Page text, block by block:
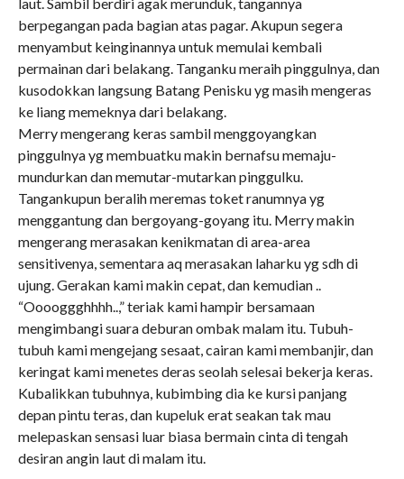
berpegangan pada bagian atas pagar. Akupun segera
menyambut keinginannya untuk memulai kembali
permainan dari belakang. Tanganku meraih pinggulnya, dan
kusodokkan langsung Batang Penisku yg masih mengeras
ke liang memeknya dari belakang.
Merry mengerang keras sambil menggoyangkan
pinggulnya yg membuatku makin bernafsu memaju-
mundurkan dan memutar-mutarkan pinggulku.
Tangankupun beralih meremas toket ranumnya yg
menggantung dan bergoyang-goyang itu. Merry makin
mengerang merasakan kenikmatan di area-area
sensitivenya, sementara aq merasakan laharku yg sdh di
ujung. Gerakan kami makin cepat, dan kemudian ..
“Ooooggghhhh..,” teriak kami hampir bersamaan
mengimbangi suara deburan ombak malam itu. Tubuh-
tubuh kami mengejang sesaat, cairan kami membanjir, dan
keringat kami menetes deras seolah selesai bekerja keras.
Kubalikkan tubuhnya, kubimbing dia ke kursi panjang
depan pintu teras, dan kupeluk erat seakan tak mau
melepaskan sensasi luar biasa bermain cinta di tengah
desiran angin laut di malam itu.